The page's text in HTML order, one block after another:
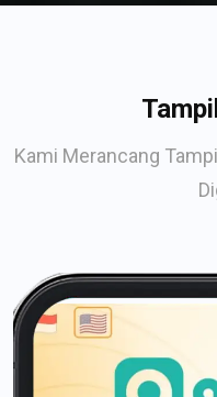
Kami Merancang